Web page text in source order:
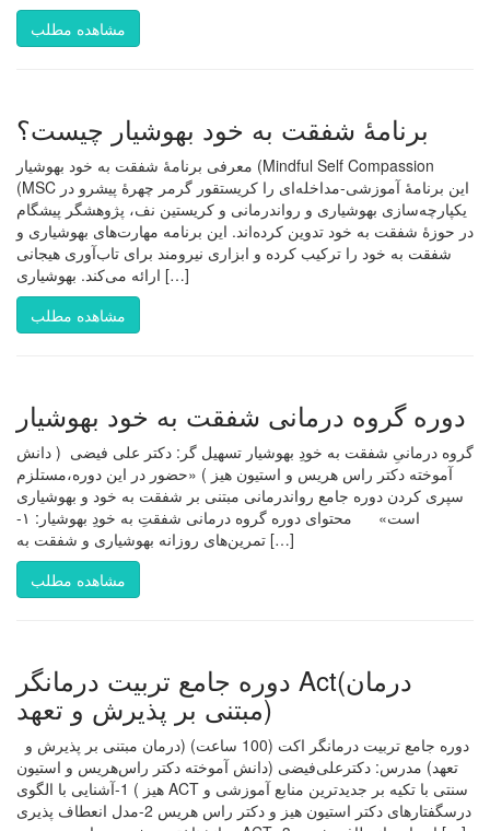
مشاهده مطلب
برنامۀ شفقت به خود بهوشیار چیست؟
معرفی برنامۀ شفقت به خود بهوشیار (Mindful Self Compassion
(MSC این برنامۀ آموزشی-مداخله‌ای را کریستقور گرمر چهرۀ پیشرو در
یکپارچه‌سازی بهوشیاری و رواندرمانی و کریستین نف، پژوهشگر پیشگام
در حوزۀ شفقت به خود تدوین کرده‌اند. این برنامه مهارت‌های بهوشیاری و
شفقت به خود را ترکیب کرده و ابزاری نیرومند برای تاب‌آوری هیجانی
ارائه می‌کند. بهوشیاری […]
مشاهده مطلب
دوره گروه درمانی شفقت به خود بهوشیار
گروه درمانیِ شفقت به خودِ بهوشیار تسهیل گر: دکتر علی فیضی ( دانش
آموخته دکتر راس هریس و استیون هیز ) «حضور در این دوره،مستلزم
سپری کردن دوره جامع رواندرمانی مبتنی بر شفقت به خود و بهوشیاری
است» ‍ محتوای دوره گروه درمانی شفقتِ به خودِ بهوشیار: ۱-
تمرین‌های روزانه بهوشیاری و شفقت به […]
مشاهده مطلب
دوره جامع تربیت درمانگر Act(درمان
مبتنی بر پذیرش و تعهد)
تعهد) مدرس: دکترعلی‌فیضی (دانش آموخته دکتر راس‌هریس و استیون
هیز ) 1-آشنایی با الگوی ACT سنتی با تکیه بر جدیدترین منابع آموزشی و
درسگفتارهای دکتر استیون هیز و دکتر راس هریس 2-مدل انعطاف پذیری